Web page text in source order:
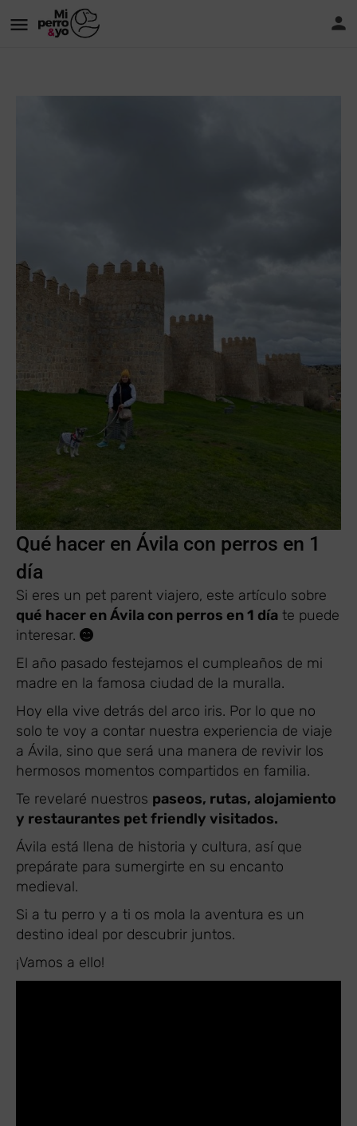
Qué hacer en Ávila con perros en 1
día
Si eres un pet parent viajero, este artículo sobre
qué hacer en Ávila con perros en 1 día te puede
interesar.
El año pasado festejamos el cumpleaños de mi
madre en la famosa ciudad de la muralla.
Hoy ella vive detrás del arco iris. Por lo que no
solo te voy a contar nuestra experiencia de viaje
a Ávila, sino que será una manera de revivir los
hermosos momentos compartidos en familia.
Te revelaré nuestros paseos, rutas, alojamiento
y restaurantes pet friendly visitados.
Ávila está llena de historia y cultura, así que
prepárate para sumergirte en su encanto
medieval.
Si a tu perro y a ti os mola la aventura es un
destino ideal por descubrir juntos.
¡Vamos a ello!